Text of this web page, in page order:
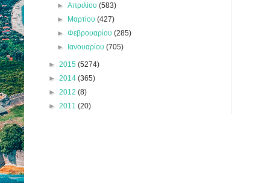
►Απριλίου(583)
► Μαρτίου(427)
►Φεβρουαρίου(285)
► Ιανουαρίου(705)
► 2015 (5274)
► 2014 (365)
► 2012 (8)
► 2011 (20)